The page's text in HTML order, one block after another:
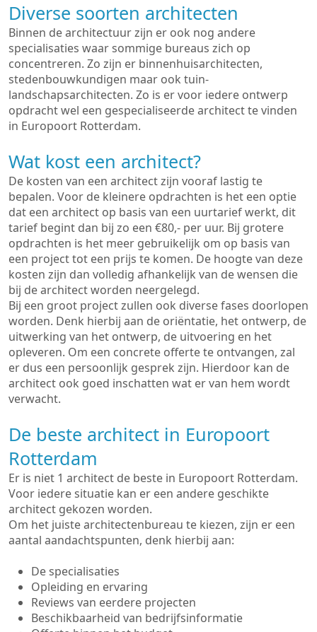
Diverse soorten architecten
Binnen de architectuur zijn er ook nog andere
specialisaties waar sommige bureaus zich op
concentreren. Zo zijn er binnenhuisarchitecten,
stedenbouwkundigen maar ook tuin-
landschapsarchitecten. Zo is er voor iedere ontwerp
opdracht wel een gespecialiseerde architect te vinden
in Europoort Rotterdam.
Wat kost een architect?
De kosten van een architect zijn vooraf lastig te
bepalen. Voor de kleinere opdrachten is het een optie
dat een architect op basis van een uurtarief werkt, dit
tarief begint dan bij zo een €80,- per uur. Bij grotere
opdrachten is het meer gebruikelijk om op basis van
een project tot een prijs te komen. De hoogte van deze
kosten zijn dan volledig afhankelijk van de wensen die
bij de architect worden neergelegd.
Bij een groot project zullen ook diverse fases doorlopen
worden. Denk hierbij aan de oriëntatie, het ontwerp, de
uitwerking van het ontwerp, de uitvoering en het
opleveren. Om een concrete offerte te ontvangen, zal
er dus een persoonlijk gesprek zijn. Hierdoor kan de
architect ook goed inschatten wat er van hem wordt
verwacht.
De beste architect in Europoort
Rotterdam
Er is niet 1 architect de beste in Europoort Rotterdam.
Voor iedere situatie kan er een andere geschikte
architect gekozen worden.
Om het juiste architectenbureau te kiezen, zijn er een
aantal aandachtspunten, denk hierbij aan:
De specialisaties
Opleiding en ervaring
Reviews van eerdere projecten
Beschikbaarheid van bedrijfsinformatie